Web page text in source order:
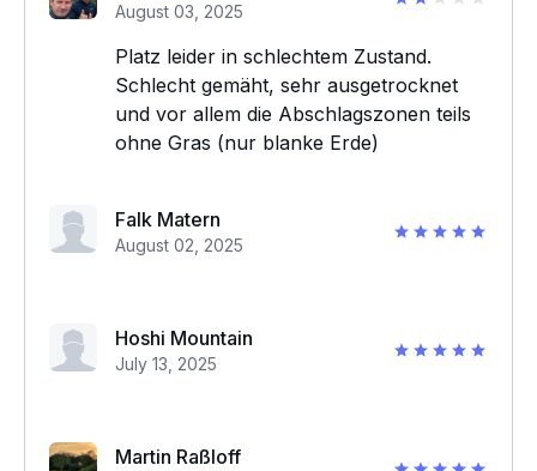
August 03, 2025
Platz leider in schlechtem Zustand.
Schlecht gemäht, sehr ausgetrocknet
und vor allem die Abschlagszonen teils
ohne Gras (nur blanke Erde)
Falk Matern
August 02, 2025
Hoshi Mountain
July 13, 2025
Martin Raßloff